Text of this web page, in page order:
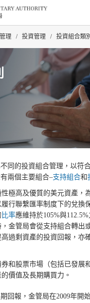
理 / 投資管理 / 投資組合類別
同的投資組合管理，以符
兩個主要組合–支持組合和
極高及優質的美元資產，
行聯繫匯率制度下的兌換
比率應維持於105%與
金管局會從支持組合轉出
過剩資產的投資回報，亦
和股票市場（包括已發展
價值及長期購買力。
回報，金管局在2009年開